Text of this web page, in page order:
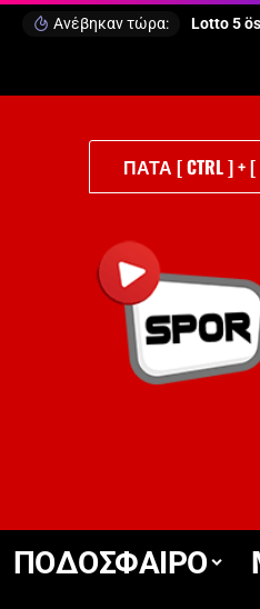
Ανέβηκαν τώρα: Lotto 5
ΠΑΤΑ [ CTRL ] + [
ΠΟΔΟΣΦΑΙΡΟ